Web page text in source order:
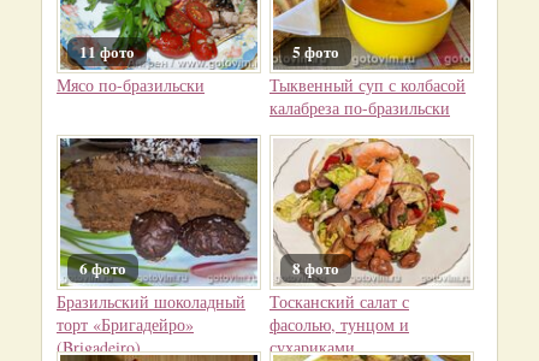
11 фото
Мясо по-бразильски
5 фото
Тыквенный суп с колбасой
калабреза по-бразильски
6 фото
Бразильский шоколадный
торт «Бригадейро»
(Brigadeiro)
8 фото
Тосканский салат с
фасолью, тунцом и
сухариками